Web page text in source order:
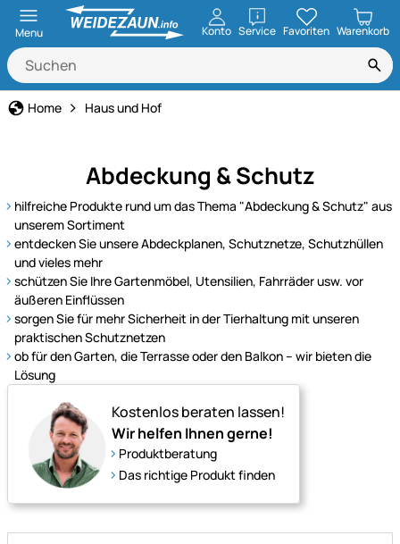
Menu Konto ServiceöffnenFavoriten Warenkorb
Home Haus und Hof
Abdeckung & Schutz
hilfreiche Produkte rund um das Thema "Abdeckung & Schutz" aus
unserem Sortiment
entdecken Sie unsere Abdeckplanen, Schutznetze, Schutzhüllen
und vieles mehr
schützen Sie Ihre Gartenmöbel, Utensilien, Fahrräder usw. vor
äußeren Einflüssen
sorgen Sie für mehr Sicherheit in der Tierhaltung mit unseren
praktischen Schutznetzen
ob für den Garten, die Terrasse oder den Balkon – wir bieten die
Lösung
Kostenlos beraten lassen!
Wir helfen Ihnen gerne!
Produktberatung
Das richtige Produkt finden